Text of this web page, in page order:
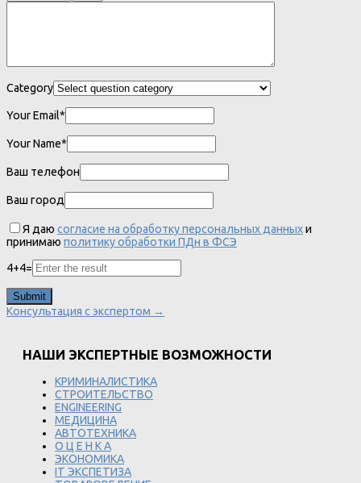
Category
Your Email*
Your Name*
Ваш телефон
Ваш город
Я даю согласие на обработку персональных данныхи
принимаю политику обработки ПДн в ФСЭ
4+4=
Консультация с экспертом →
НАШИ ЭКСПЕРТНЫЕ ВОЗМОЖНОСТИ
КРИМИНАЛИСТИКА
СТРОИТЕЛЬСТВО
ENGINEERING
МЕДИЦИНА
АВТОТЕХНИКА
О Ц Е Н К А
ЭКОНОМИКА
IT ЭКСПЕТИЗА